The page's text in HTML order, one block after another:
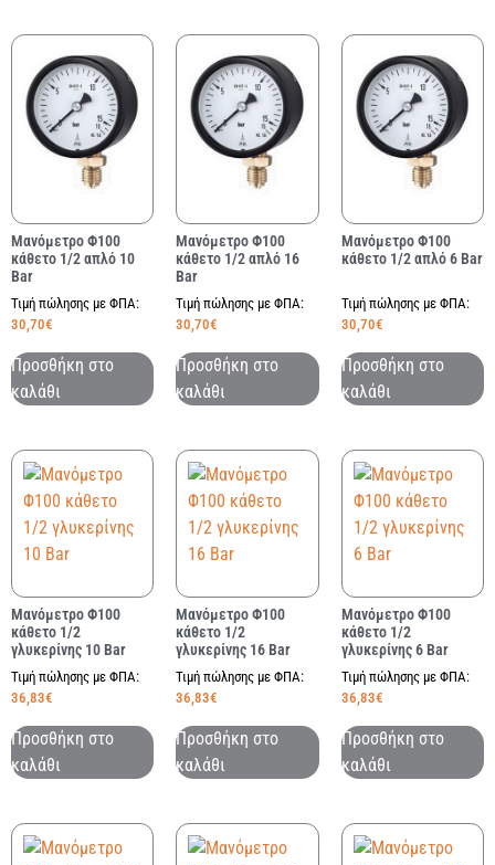
Μανόμετρο Φ100
κάθετο 1/2 απλό 10
Bar
Τιμή πώλησης με ΦΠΑ:
30,70€
Προσθήκη στο
καλάθι
Μανόμετρο Φ100
κάθετο 1/2 απλό 16
Bar
Τιμή πώλησης με ΦΠΑ:
30,70€
Προσθήκη στο
καλάθι
Μανόμετρο Φ100
κάθετο 1/2 απλό 6 Bar
Τιμή πώλησης με ΦΠΑ:
30,70€
Προσθήκη στο
καλάθι
Μανόμετρο Φ100
κάθετο 1/2
γλυκερίνης 10 Bar
Τιμή πώλησης με ΦΠΑ:
36,83€
Προσθήκη στο
καλάθι
Μανόμετρο Φ100
κάθετο 1/2
γλυκερίνης 16 Bar
Τιμή πώλησης με ΦΠΑ:
36,83€
Προσθήκη στο
καλάθι
Μανόμετρο Φ100
κάθετο 1/2
γλυκερίνης 6 Bar
Τιμή πώλησης με ΦΠΑ:
36,83€
Προσθήκη στο
καλάθι